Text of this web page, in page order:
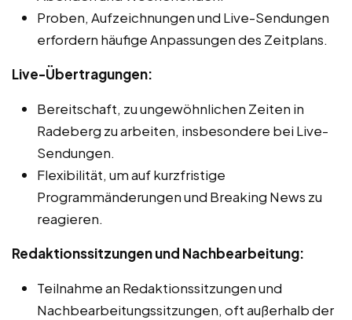
Proben, Aufzeichnungen und Live-Sendungen
erfordern häufige Anpassungen des Zeitplans.
Live-Übertragungen:
Bereitschaft, zu ungewöhnlichen Zeiten in
Radeberg zu arbeiten, insbesondere bei Live-
Sendungen.
Flexibilität, um auf kurzfristige
Programmänderungen und Breaking News zu
reagieren.
Redaktionssitzungen und Nachbearbeitung:
Teilnahme an Redaktionssitzungen und
Nachbearbeitungssitzungen, oft außerhalb der